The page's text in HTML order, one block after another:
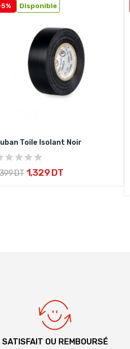
Disponible
Toile Isolant Noir
DT 1,329 DT
SATISFAIT OU REMBOURSÉ